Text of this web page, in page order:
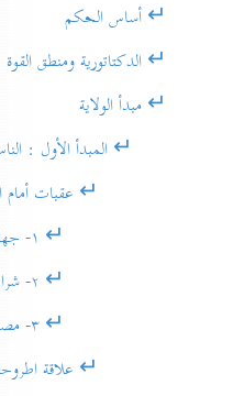
↵ أساس الحكم
↵ الدكتاتورية ومنطق القوة
↵ مبدأ الولاية
↵ المبدأ الأول :
↵ عقبات أمام
↵ ۱- جهل الأكثرية وأهوائها
↵ ۲- شراء الأصوات
↵ ۳- مصالح النواب الشخصية
↵ علاقة اطروحة